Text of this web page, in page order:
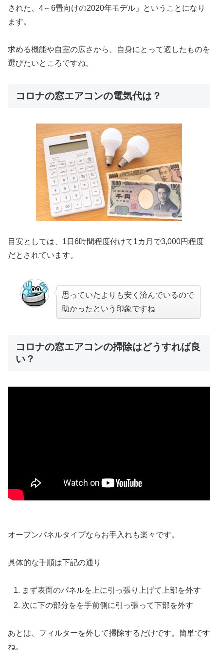
された、4～6畳向けの2020年モデル」ということになり
ます。
求める機能や自室の広さから、自身にとって適したものを
選びたいところですね。
コロナの窓エアコンの電気代は？
目安としては、1日6時間程度付けて1カ月で3,000円程度
だとされています。
思っていたよりも安く済んでいるので
助かったという印象ですね
コロナの窓エアコンの掃除はどうすれば良
い？
オープンパネルタイプならお手入れも楽々です。
具体的な手順は下記の通り
まず表面のパネルを上に引っ張り上げて上部を外す
次に下の部分をを手前側に引っ張って下部を外す
あとは、フィルターを外して掃除するだけです。簡単です
ね。